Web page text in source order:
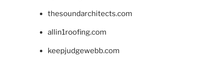
thesoundarchitects.com
allin1roofing.com
keepjudgewebb.com